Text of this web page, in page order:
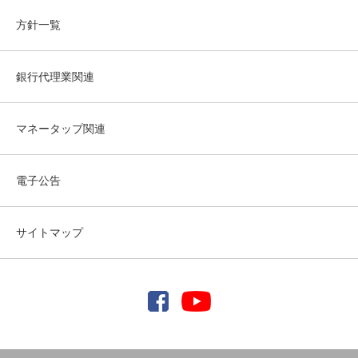
方針一覧
銀行代理業関連
マネータップ関連
電子公告
サイトマップ